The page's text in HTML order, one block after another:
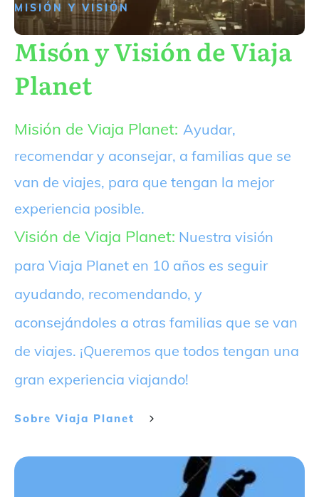
MISIÓN Y VISIÓN
Misón y Visión de Viaja
Planet
Misión de Viaja Planet: Ayudar,
recomendar y aconsejar, a familias que se
van de viajes, para que tengan la mejor
experiencia posible.
Visión de Viaja Planet: Nuestra visión
para Viaja Planet en 10 años es seguir
ayudando, recomendando, y
aconsejándoles a otras familias que se van
de viajes. ¡Queremos que todos tengan una
gran experiencia viajando!
Sobre Viaja Planet